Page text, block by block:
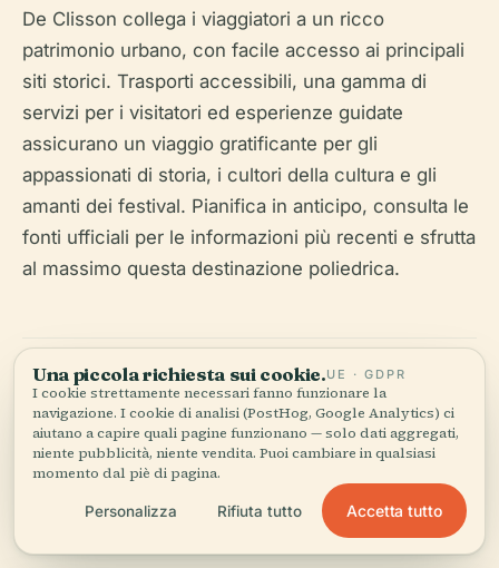
De Clisson collega i viaggiatori a un ricco
patrimonio urbano, con facile accesso ai principali
siti storici. Trasporti accessibili, una gamma di
servizi per i visitatori ed esperienze guidate
assicurano un viaggio gratificante per gli
appassionati di storia, i cultori della cultura e gli
amanti dei festival. Pianifica in anticipo, consulta le
fonti ufficiali per le informazioni più recenti e sfrutta
al massimo questa destinazione poliedrica.
Ascolta la storia completa nell'app
Una piccola richiesta sui cookie.UE · GDPR
I cookie strettamente necessari fanno funzionare la
navigazione. I cookie di analisi (PostHog, Google Analytics) ci
aiutano a capire quali pagine funzionano — solo dati aggregati,
niente pubblicità, niente vendita. Puoi cambiare in qualsiasi
momento dal piè di pagina.
Personalizza Rifiuta tutto Accetta tutto